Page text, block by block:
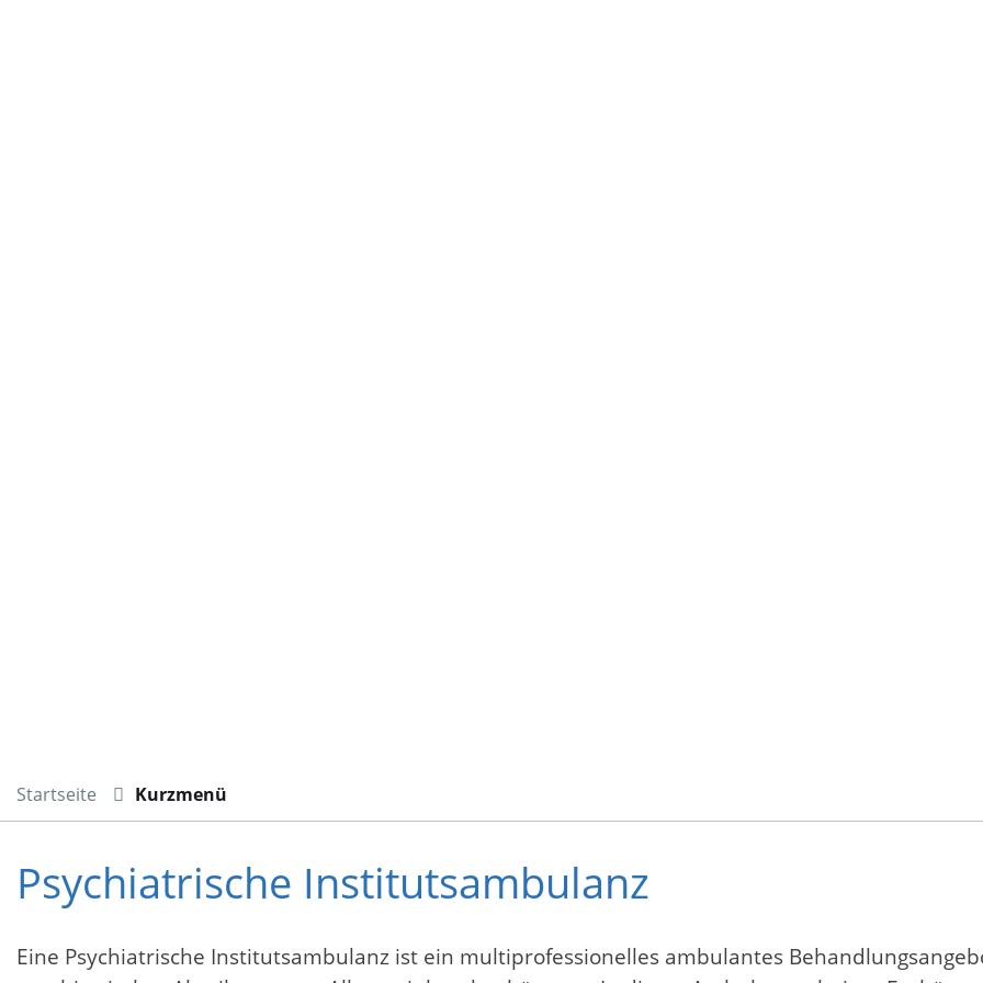
Startseite Kurzmenü
Psychiatrische Institutsambulanz
Eine Psychiatrische Institutsambulanz ist ein multiprofessionelles ambulantes